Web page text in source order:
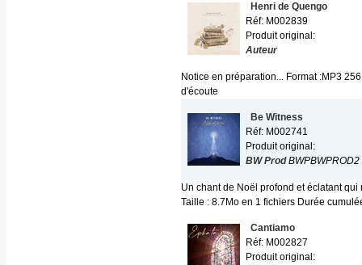
Henri de Quengo
Réf: M002839
Produit original:
Auteur
Notice en préparation... Format :MP3
d'écoute
Be Witness
Réf: M002741
Produit original:
BW ProdBWPBWPROD2
Un chant de Noël profond et éclatant
Taille : 8.7Mo en 1 fichiers Durée
Cantiamo
Réf: M002827
Produit original: